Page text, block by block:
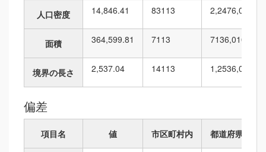
人口密度 14,846.41 83113 2,2476,010
面積 364,599.81 7113 7136,010
境界の長さ 2,537.04 14113 1,2536,010
偏差
項目名 値 市区町村内 都道府県内